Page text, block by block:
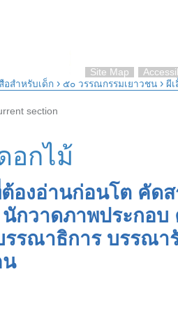
Site Map
อสำหรับเด็ก › ๕๐ วรรณกรรมเยาวชน › ผี
section
อกไม้
องอ่านก่อนโต คัด
วาดภาพประกอบ
รณาธิการ บรรณา